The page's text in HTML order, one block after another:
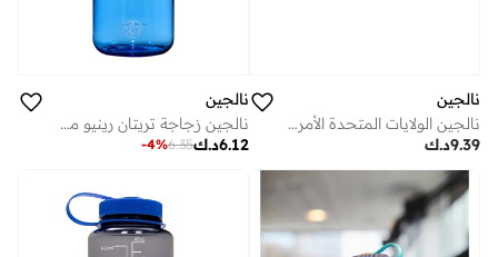
نالجين
نالجين الولايات المتحدة الأمريكية 1 لتر برائحة أزهار الكرز واسعة الفم
د.ك9.39
نالجين
نالجين زجاجة تريتان رينيو مل أزرق جليدي مستدام
د.ك6.12
6.35
-4%